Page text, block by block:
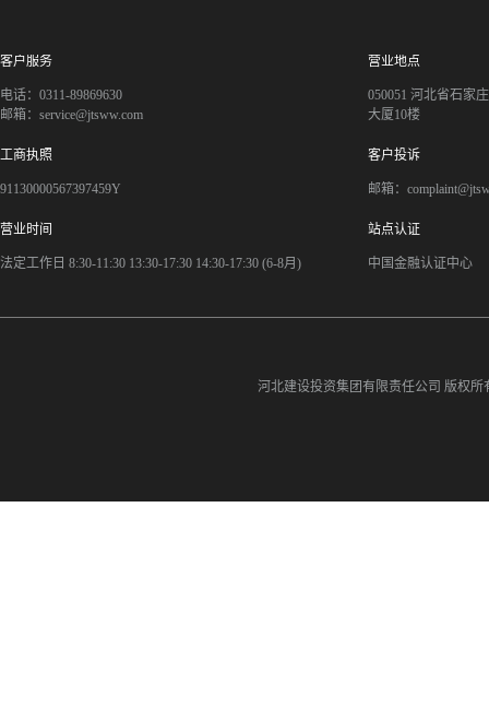
客户服务
电话：0311-89869630
邮箱：service@jtsww.com
营业地点
050051 河北省石家
大厦10楼
工商执照
91130000567397459Y
客户投诉
邮箱：
营业时间
法定工作日 8:30-11:30 13:30-17:30 14:30-17:30 (6-8月)
站点认证
中国金融认证中心
河北建设投资集团有限责任公司 版权所